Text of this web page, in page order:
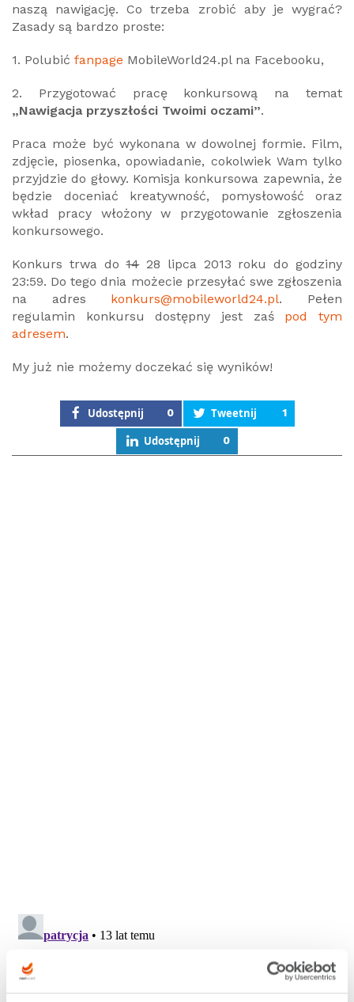
naszą nawigację. Co trzeba zrobić aby je wygrać?
Zasady są bardzo proste:
1. Polubić fanpage MobileWorld24.pl na Facebooku,
2. Przygotować pracę konkursową na temat
„Nawigacja przyszłości Twoimi oczami”.
Praca może być wykonana w dowolnej formie. Film,
zdjęcie, piosenka, opowiadanie, cokolwiek Wam tylko
przyjdzie do głowy. Komisja konkursowa zapewnia, że
będzie doceniać kreatywność, pomysłowość oraz
wkład pracy włożony w przygotowanie zgłoszenia
konkursowego.
Konkurs trwa do1428 lipca 2013 roku do godziny
23:59. Do tego dnia możecie przesyłać swe zgłoszenia
na adres konkurs@mobileworld24.pl. Pełen
regulamin konkursu dostępny jest zaś pod tym
adresem.
My już nie możemy doczekać się wyników!
Udostępnij 0 Tweetnij 1
Udostępnij 0